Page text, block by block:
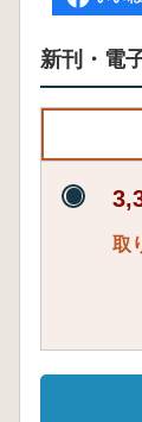
新刊・電
取